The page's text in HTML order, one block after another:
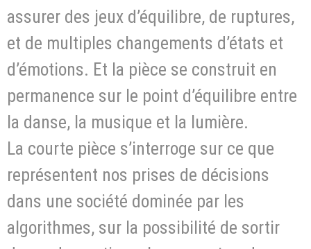
assurer des jeux d’équilibre, de ruptures,
et de multiples changements d’états et
d’émotions. Et la pièce se construit en
permanence sur le point d’équilibre entre
la danse, la musique et la lumière.
La courte pièce s’interroge sur ce que
représentent nos prises de décisions
dans une société dominée par les
algorithmes, sur la possibilité de sortir